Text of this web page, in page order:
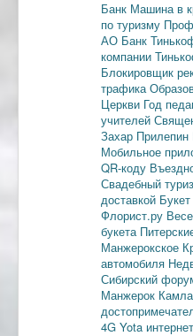
Банк Машина в
по туризму
АО Банк
компании
Блокировщик
трафика
Церкви Год
учителей
Захар Прилепин
Мобильное
QR-коду
Свадебный
доставкой
Флорист.ру
букета
Манжерокское
автомобиля
Сибирский
Манжерок
4G Yota